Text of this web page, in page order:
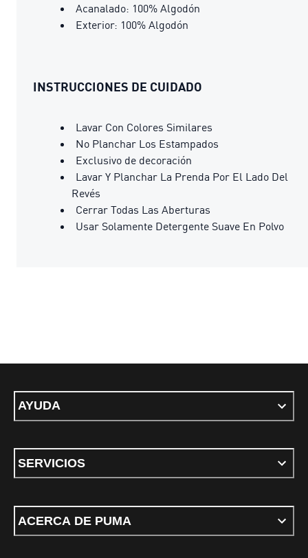
Acanalado: 100% Algodón
Exterior: 100% Algodón
INSTRUCCIONES DE CUIDADO
Lavar Con Colores Similares
No Planchar Los Estampados
Exclusivo de decoración
Lavar Y Planchar La Prenda Por El Lado Del
Revés
Cerrar Todas Las Aberturas
Usar Solamente Detergente Suave En Polvo
AYUDA
SERVICIOS
ACERCA DE PUMA